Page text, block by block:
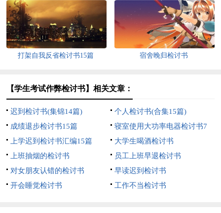
打架自我反省检讨书15篇 宿舍晚归检讨书
【学生考试作弊检讨书】相关文章：
迟到检讨书(集锦14篇)
个人检讨书(合集15篇)
成绩退步检讨书15篇
寝室使用大功率电器检讨书7
篇
上学迟到检讨书汇编15篇
大学生喝酒检讨书
上班抽烟的检讨书
员工上班早退检讨书
对女朋友认错的检讨书
早读迟到检讨书
开会睡觉检讨书
工作不当检讨书